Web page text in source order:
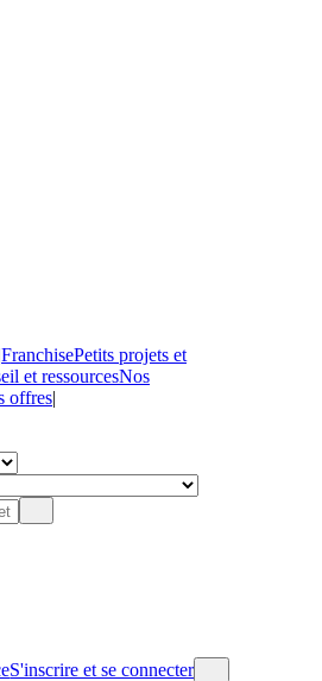
FranchisePetits projets et
et ressourcesNos
offres|
S'inscrire et se connecter